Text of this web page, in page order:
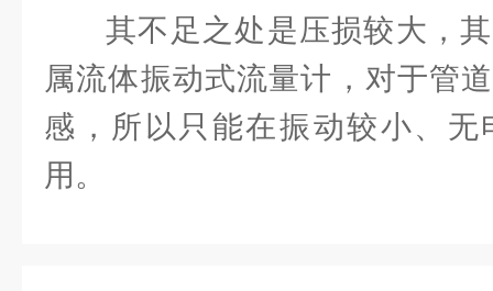
其不足之处是压损较大，
属流体振动式流量计，对于管
感，所以只能在振动较小、
用。